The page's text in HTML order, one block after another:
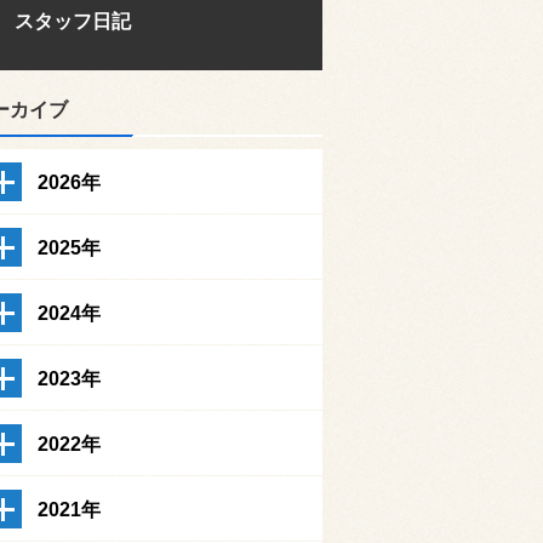
スタッフ日記
カイブ
2026年
2025年
2024年
2023年
2022年
2021年